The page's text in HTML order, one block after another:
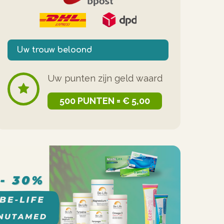
Uw trouw beloond
Uw punten zijn geld waard
500 PUNTEN = € 5,00